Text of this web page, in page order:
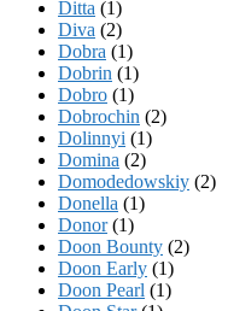
Ditta (1)
Diva (2)
Dobra (1)
Dobrin (1)
Dobro (1)
Dobrochin (2)
Dolinnyi (1)
Domina (2)
Domodedowskiy (2)
Donella (1)
Donor(1)
Doon Bounty (2)
Doon Early (1)
Doon Pearl (1)